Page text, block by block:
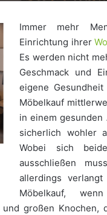
Immer mehr
Einrichtung ihrer
Es werden nicht
Geschmack und
eigene
Möbelkauf
in einem
sicherlich wohler
Wobei sich
ausschließen
allerdings
Möbelkauf,
großen Knochen,